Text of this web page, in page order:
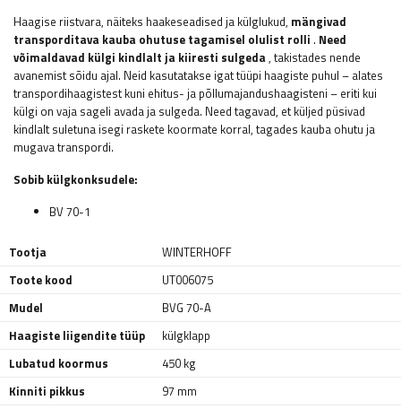
Haagise riistvara, näiteks haakeseadised ja külglukud, mängivad
transporditava kauba ohutuse tagamisel olulist rolli . Need
võimaldavad külgi kindlalt ja kiiresti sulgeda, takistades nende
avanemist sõidu ajal. Neid kasutatakse igat tüüpi haagiste puhul – alates
transpordihaagistest kuni ehitus- ja põllumajandushaagisteni – eriti kui
külgi on vaja sageli avada ja sulgeda. Need tagavad, et küljed püsivad
kindlalt suletuna isegi raskete koormate korral, tagades kauba ohutu ja
mugava transpordi.
Sobib külgkonksudele:
BV 70-1
Tootja
WINTERHOFF
Toote kood
UT006075
Mudel
BVG 70-A
Haagiste liigendite tüüp
külgklapp
Lubatud koormus
450 kg
Kinniti pikkus
97 mm